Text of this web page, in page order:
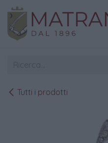
Passa al contenuto
Tutti i prodotti